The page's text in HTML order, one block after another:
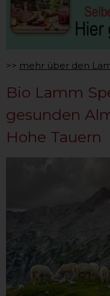
>> mehr über den
Bio Lamm
gesunden
Hohe Tauern